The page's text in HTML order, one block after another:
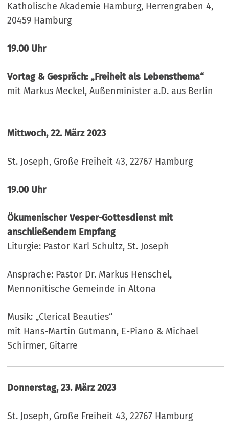
Katholische Akademie Hamburg, Herrengraben 4,
20459 Hamburg
19.00 Uhr
Vortag & Gespräch: „Freiheit als Lebensthema“
mit Markus Meckel, Außenminister a.D. aus Berlin
Mittwoch, 22. März 2023
St. Joseph, Große Freiheit 43, 22767 Hamburg
19.00 Uhr
Ökumenischer Vesper-Gottesdienst mit
anschließendem Empfang
Liturgie: Pastor Karl Schultz, St. Joseph
Ansprache: Pastor Dr. Markus Henschel,
Mennonitische Gemeinde in Altona
Musik: „Clerical Beauties“
mit Hans-Martin Gutmann, E-Piano & Michael
Schirmer, Gitarre
Donnerstag, 23. März 2023
St. Joseph, Große Freiheit 43, 22767 Hamburg